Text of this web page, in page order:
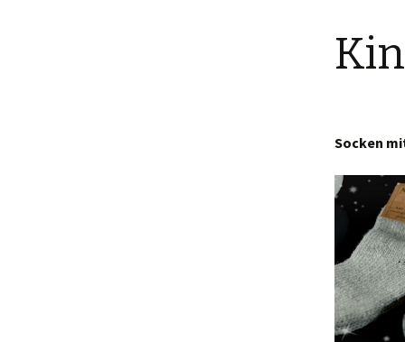
Unsere Stuten
Socken